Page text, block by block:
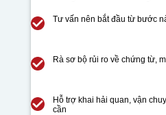
Tư vấn nên bắt đầu từ bước
Rà sơ bộ rủi ro về chứng từ,
Hỗ trợ khai hải quan, vận
cần